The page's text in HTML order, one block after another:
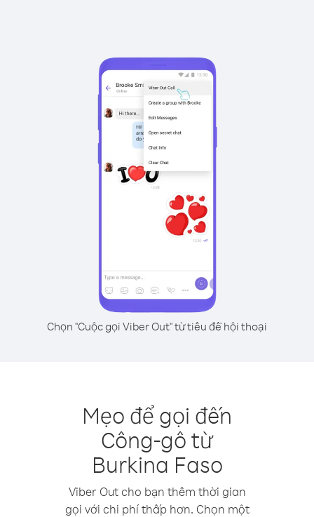
Chọn "Cuộc gọi Viber Out" từ tiêu đề hội thoại
Mẹo để gọi đến
Công-gô từ
Burkina Faso
Viber Out cho bạn thêm thời gian
gọi với chi phí thấp hơn. Chọn một